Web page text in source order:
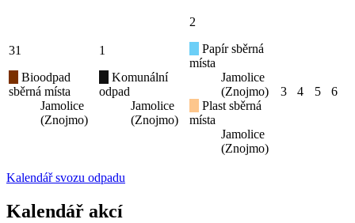
31
Bioodpad
sběrná místa
Jamolice
(Znojmo)
1
Komunální
odpad
Jamolice
(Znojmo)
2
Papír sběrná
místa
Jamolice
(Znojmo)
Plast sběrná
místa
Jamolice
(Znojmo)
3 4 5 6
Kalendář svozu odpadu
Kalendář akcí